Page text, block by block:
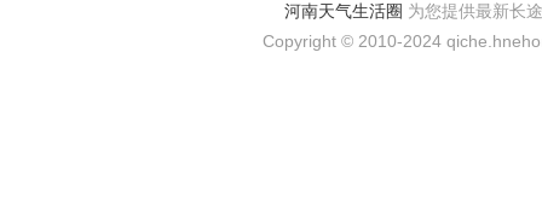
河南天气生活圈 为您提供最新长
Copyright © 2010-2024